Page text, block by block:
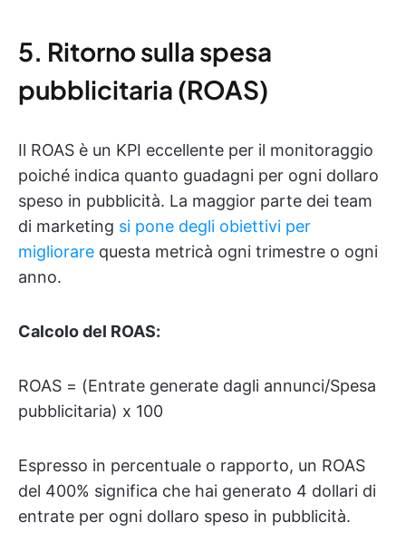
5. Ritorno sulla spesa
pubblicitaria (ROAS)
Il ROAS è un KPI eccellente per il monitoraggio
poiché indica quanto guadagni per ogni dollaro
speso in pubblicità. La maggior parte dei team
di marketing si pone degli obiettivi per
migliorare questa metricà ogni trimestre o ogni
anno.
Calcolo del ROAS:
ROAS = (Entrate generate dagli annunci/Spesa
pubblicitaria) x 100
Espresso in percentuale o rapporto, un ROAS
del 400% significa che hai generato 4 dollari di
entrate per ogni dollaro speso in pubblicità.